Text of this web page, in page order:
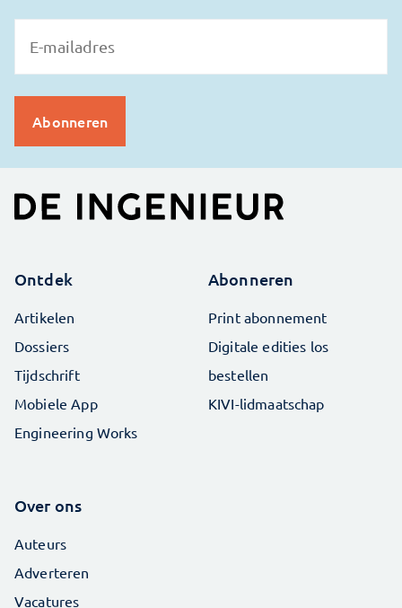
Ontdek
Artikelen
Dossiers
Tijdschrift
Mobiele App
Engineering Works
Abonneren
Print abonnement
Digitale edities los
bestellen
KIVI-lidmaatschap
Over ons
Auteurs
Adverteren
Vacatures